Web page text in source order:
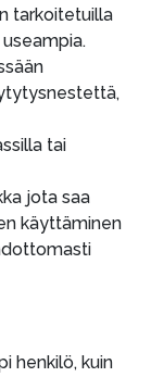
tarkoitetuilla
tai
jota saa
käyttäminen
henkilö, kuin